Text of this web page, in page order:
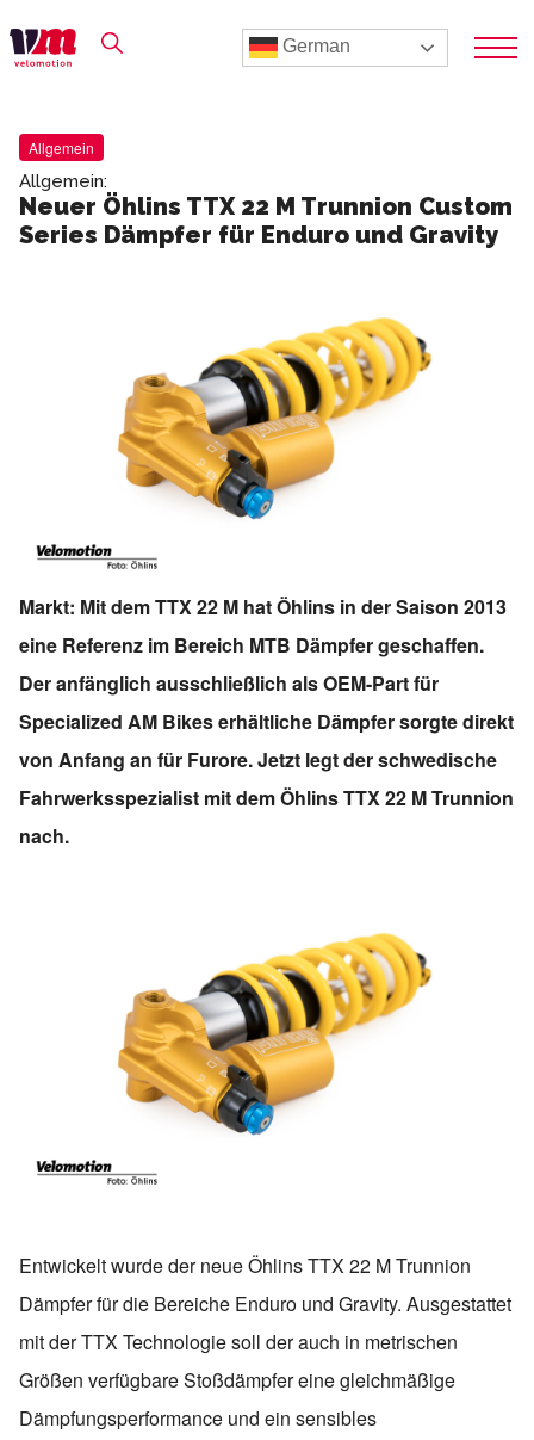
German
Allgemein
Allgemein:
Neuer Öhlins TTX 22 M Trunnion Custom
Series Dämpfer für Enduro und Gravity
Markt: Mit dem TTX 22 M hat Öhlins in der Saison 2013
eine Referenz im Bereich MTB Dämpfer geschaffen.
Der anfänglich ausschließlich als OEM-Part für
Specialized AM Bikes erhältliche Dämpfer sorgte direkt
von Anfang an für Furore. Jetzt legt der schwedische
Fahrwerksspezialist mit dem Öhlins TTX 22 M Trunnion
nach.
Entwickelt wurde der neue Öhlins TTX 22 M Trunnion
Dämpfer für die Bereiche Enduro und Gravity. Ausgestattet
mit der TTX Technologie soll der auch in metrischen
Größen verfügbare Stoßdämpfer eine gleichmäßige
Dämpfungsperformance und ein sensibles